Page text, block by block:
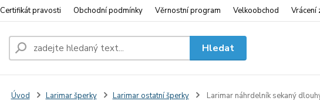
Certifikát pravosti Obchodní podmínky Věrnostní program Velkoobchod Vrácení
Hledat
Úvod Larimar šperky Larimar ostatní šperky Larimar náhrdelník sekaný